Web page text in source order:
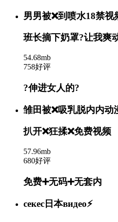
男男被❌到喷水18禁视
班长摘下奶罩?让我爽
54.68mb
758好评
?伸进女人的?
雏田被❌吸乳脱内内动
扒开❌狂揉❌免费视频
57.96mb
680好评
免费➕无码➕无套内
ceкес日本видео⚡️